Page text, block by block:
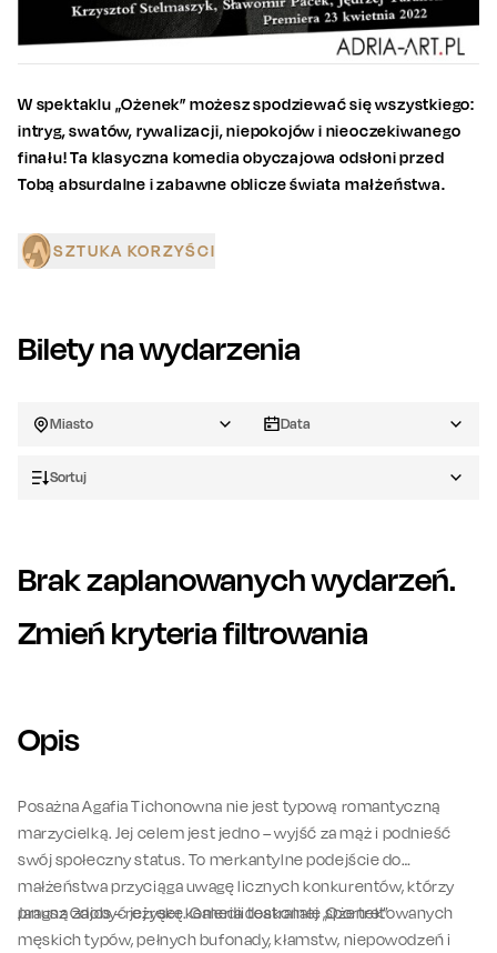
W spektaklu „Ożenek” możesz spodziewać się wszystkiego:
intryg, swatów, rywalizacji, niepokojów i nieoczekiwanego
finału! Ta klasyczna komedia obyczajowa odsłoni przed
Tobą absurdalne i zabawne oblicze świata małżeństwa.
SZTUKA KORZYŚCI
Bilety na wydarzenia
Miasto Data
Sortuj
Brak zaplanowanych wydarzeń.
Zmień kryteria filtrowania
Opis
Posażna Agafia Tichonowna nie jest typową romantyczną
marzycielką. Jej celem jest jedno – wyjść za mąż i podnieść
swój społeczny status. To merkantylne podejście do
małżeństwa przyciąga uwagę licznych konkurentów, którzy
pragną zdobyć jej rękę. Galeria doskonale sportretowanych
męskich typów, pełnych bufonady, kłamstw, niepowodzeń i
Janusz Gajos – reżyser komedii teatralnej „Ożenek”